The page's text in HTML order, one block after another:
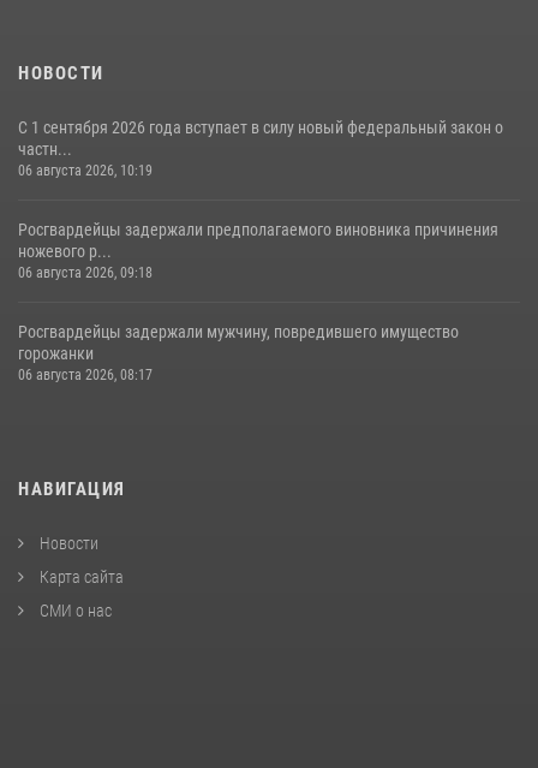
НОВОСТИ
С 1 сентября 2026 года вступает в силу новый федеральный закон о
частн...
06 августа 2026, 10:19
Росгвардейцы задержали предполагаемого виновника причинения
ножевого р...
06 августа 2026, 09:18
Росгвардейцы задержали мужчину, повредившего имущество
горожанки
06 августа 2026, 08:17
НАВИГАЦИЯ
Новости
Карта сайта
СМИ о нас